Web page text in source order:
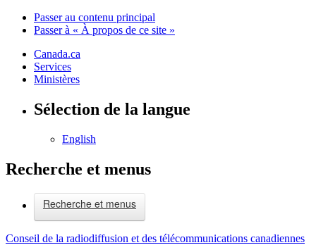
Passer au contenu principal
Passer à « À propos de ce site »
Canada.ca
Services
Ministères
Sélection de la langue
English
Recherche et menus
Recherche et menus
Conseil de la radiodiffusion et des télécommunications canadiennes